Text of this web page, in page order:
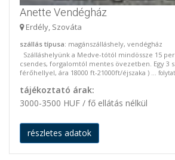
Anette Vendégház
Erdély, Szováta
szállás típusa: magánszálláshely, vendégház
Szálláshelyünk a Medve-tótól mindössze 15
csendes, forgalomtól mentes övezetben. Egy 3
férőhellyel, ára 18000 ft-21000ft/éjszaka ) ...
tájékoztató árak:
3000-3500 HUF / fő ellátás nélkül
részletes adatok